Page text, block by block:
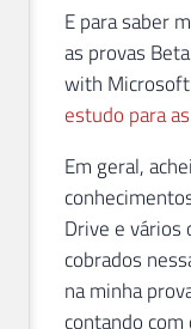
E para saber
as provas
with Microsoft
estudo para
Em geral,
Drive e vários
cobrados
na minha
contando